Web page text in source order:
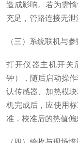
造成影响。若为需
充足，管路连接无泄
（三）系统联机与
打开仪器主机开关
钟），随后启动操
认传感器、加热模
机完成后，应使用
准，校准后的热值